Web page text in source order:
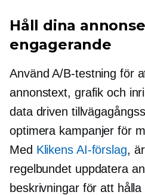
Håll dina
engagerande
Använd A/B-testning för
annonstext, grafik och
data driven
optimera kampanjer för
Med Klikens AI-förslag,
regelbundet uppdatera
beskrivningar för att